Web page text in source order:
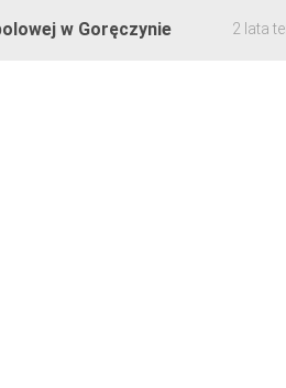
w Goręczynie 2 lata